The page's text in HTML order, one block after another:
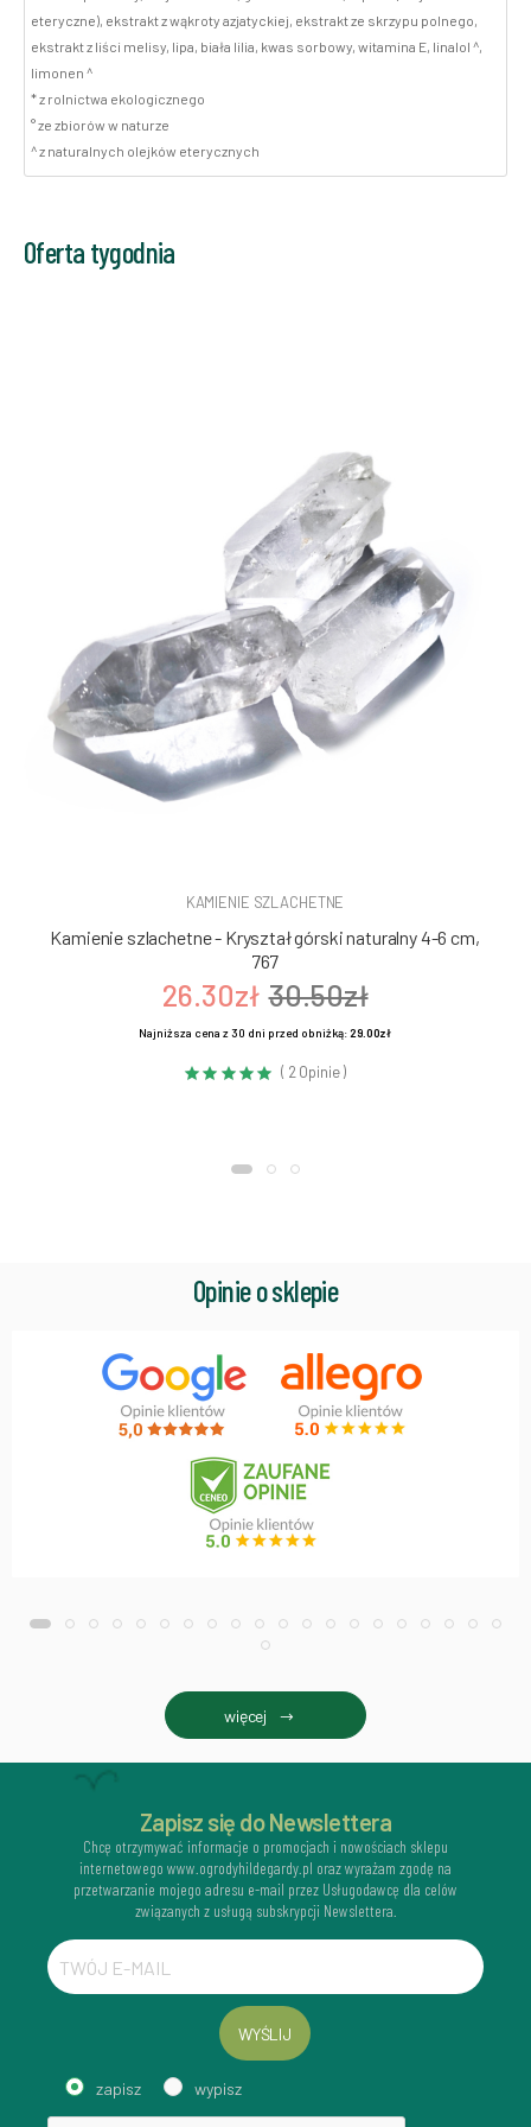
eteryczne), ekstrakt z wąkroty azjatyckiej, ekstrakt ze skrzypu polnego,
ekstrakt z liści melisy, lipa, biała lilia, kwas sorbowy, witamina E, linalol ^,
limonen ^
* z rolnictwa ekologicznego
° ze zbiorów w naturze
^ z naturalnych olejków eterycznych
Oferta tygodnia
KAMIENIE SZLACHETNE
Kamienie szlachetne - Kryształ górski naturalny 4-6 cm,
767
26.30zł 30.50zł
Najniższa cena z 30 dni przed obniżką:29.00zł
( 2 Opinie )
Opinie o sklepie
więcej
Zapisz się do Newslettera
Chcę otrzymywać informacje o promocjach i nowościach sklepu
internetowego www.ogrodyhildegardy.pl oraz wyrażam zgodę na
przetwarzanie mojego adresu e-mail przez Usługodawcę dla celów
związanych z usługą subskrypcji Newslettera.
WYŚLIJ
zapisz wypisz